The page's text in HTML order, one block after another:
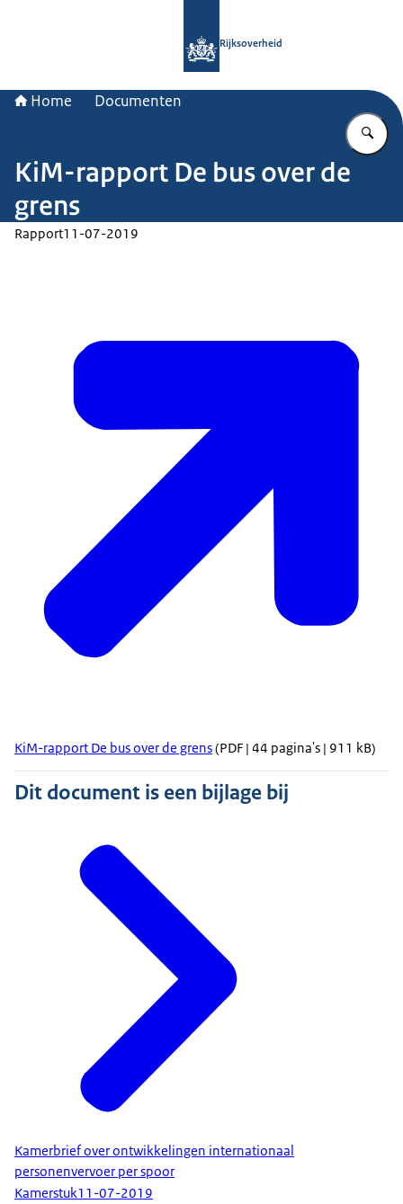
Rijksoverheid
Home Documenten
KiM-rapport De bus over de
grens
Rapport11-07-2019
KiM-rapport De bus over de grens(PDF | 44 pagina's | 911 kB)
Dit document is een bijlage bij
Kamerbrief over ontwikkelingen internationaal
personenvervoer per spoor
Kamerstuk11-07-2019